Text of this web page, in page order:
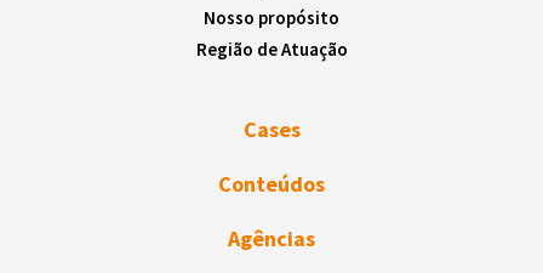
Nosso propósito
Região de Atuação
Cases
Conteúdos
Agências